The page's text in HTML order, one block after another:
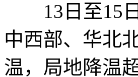
13日至15日
中西部、华北
温，局地降温